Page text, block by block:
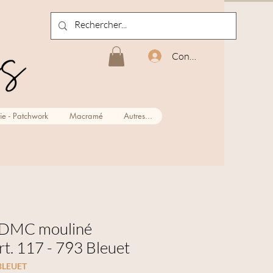
Connexion
- Patchwork Macramé Autres...
mouliné
117 - 793 Bleuet